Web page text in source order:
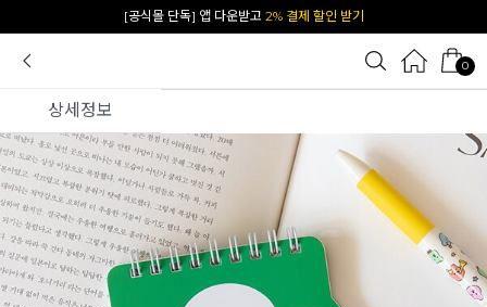
[공식몰 단독] 앱 다운받고 2% 결제 할인 받기
0
상세정보